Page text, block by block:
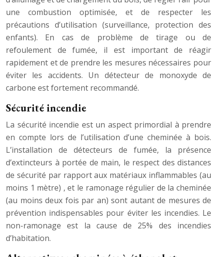
une combustion optimisée, et de respecter les
précautions d’utilisation (surveillance, protection des
enfants). En cas de problème de tirage ou de
refoulement de fumée, il est important de réagir
rapidement et de prendre les mesures nécessaires pour
éviter les accidents. Un détecteur de monoxyde de
carbone est fortement recommandé.
Sécurité incendie
La sécurité incendie est un aspect primordial à prendre
en compte lors de l’utilisation d’une cheminée à bois.
L’installation de détecteurs de fumée, la présence
d’extincteurs à portée de main, le respect des distances
de sécurité par rapport aux matériaux inflammables (au
moins 1 mètre) , et le ramonage régulier de la cheminée
(au moins deux fois par an) sont autant de mesures de
prévention indispensables pour éviter les incendies. Le
non-ramonage est la cause de 25% des incendies
d’habitation.